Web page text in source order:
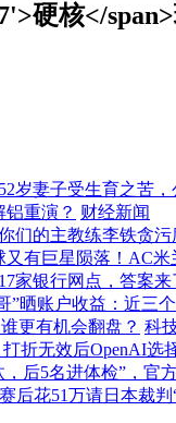
硬核</
岁妻子受生育之苦
重演？ 财经新闻
们的主教练李铁贪污
有巨星陨落！AC
家银行网点，答案来
”晒账户收益：近三
更有机会翻盘？ 科
折无效后OpenAI选
后5名进体检”，官
后花51万请日本裁判